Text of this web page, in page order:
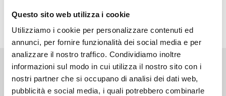
Questo sito web utilizza i cookie
Utilizziamo i cookie per personalizzare contenuti ed
annunci, per fornire funzionalità dei social media e per
analizzare il nostro traffico. Condividiamo inoltre
informazioni sul modo in cui utilizza il nostro sito con i
nostri partner che si occupano di analisi dei dati web,
pubblicità e social media, i quali potrebbero combinarle
della Demon Card. La situazione sembra ormai
disperata, fino alla comparsa di un uomo del destino!
Altri volumi della serie